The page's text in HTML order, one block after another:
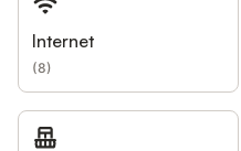
Internet
(8)